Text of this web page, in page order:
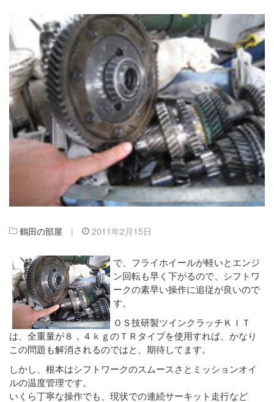
鶴田の部屋 | 2011年2月15日
で、フライホイールが軽いとエンジ
ン回転も早く下がるので、シフトワ
ークの素早い操作に追従が良いので
す。
ＯＳ技研製ツインクラッチＫＩＴ
は、全重量が８，４ｋｇのＴＲタイプを使用すれば、かなり
この問題も解消されるのではと、期待してます。
しかし、根本はシフトワークのスムースさとミッションオイ
ルの温度管理です。
いくら丁寧な操作でも、現状での連続サーキット走行など